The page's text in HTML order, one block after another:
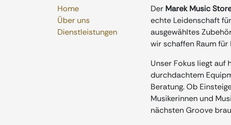
Home
Über uns
Dienstleistungen
Der Marek Music
echte Leidenschaft
ausgewähltes
wir schaffen Raum
Unser Fokus liegt auf
durchdachtem
Beratung. Ob
Musikerinnen und
nächsten Groove